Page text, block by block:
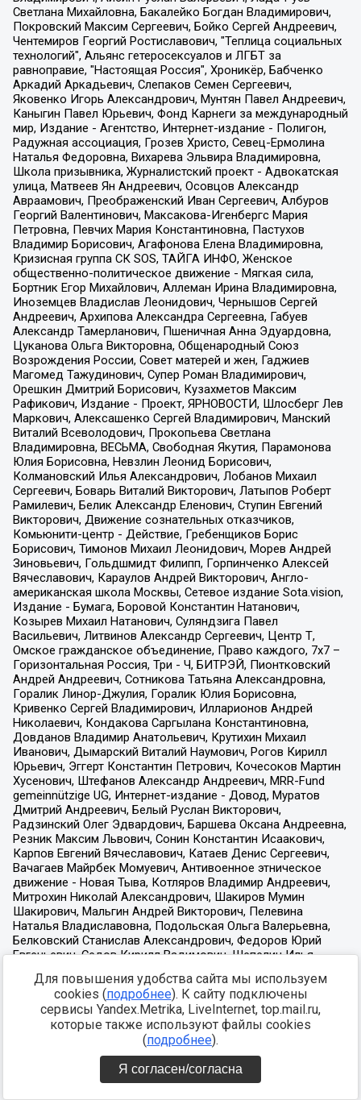
Для повышения удобства сайта мы используем
cookies (подробнее). К сайту подключены
сервисы Yandex.Metrika, LiveInternet, top.mail.ru,
которые также используют файлы cookies
(подробнее).
Я согласен/согласна